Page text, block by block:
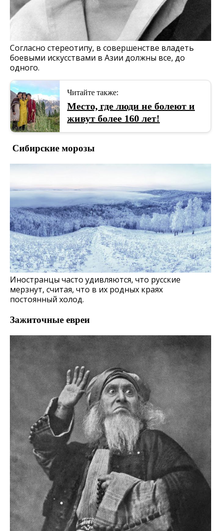
Согласно стереотипу, в совершенстве владеть
боевыми искусствами в Азии должны все, до
одного.
Читайте также:
Место, где люди не болеют и
живут более 160 лет!
Сибирские морозы
Иностранцы часто удивляются, что русские
мерзнут, считая, что в их родных краях
постоянный холод.
Зажиточные евреи